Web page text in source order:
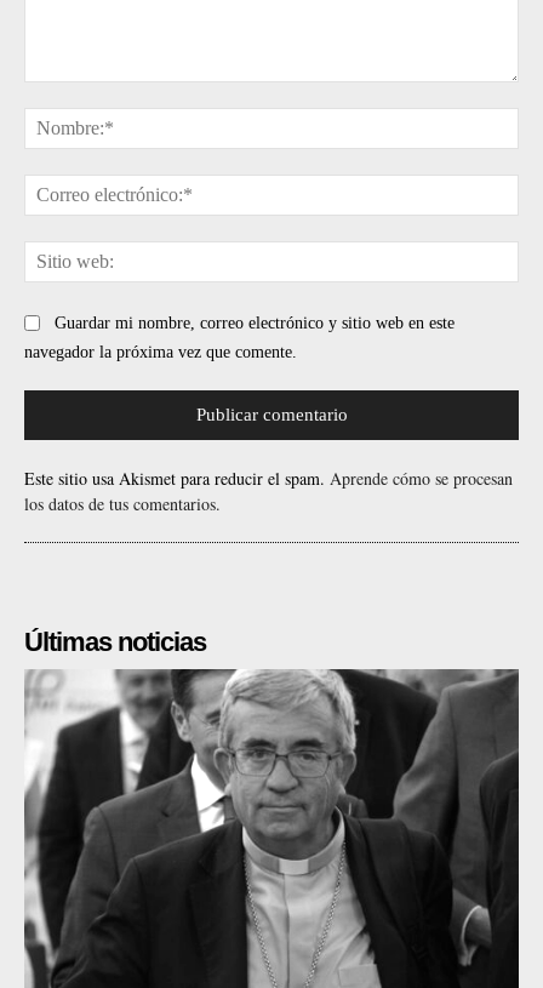
Guardar mi nombre, correo electrónico y sitio web en este
navegador la próxima vez que comente.
Este sitio usa Akismet para reducir el spam. Aprende cómo se procesan
los datos de tus comentarios.
Últimas noticias